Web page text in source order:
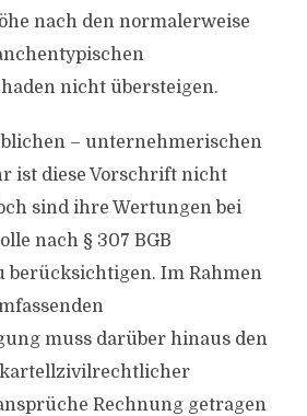
nach den normalerweise
nicht übersteigen.
– unternehmerischen
ist diese Vorschrift nicht
sind ihre Wertungen bei
nach § 307 BGB
berücksichtigen. Im Rahmen
muss darüber hinaus den
Rechnung getragen